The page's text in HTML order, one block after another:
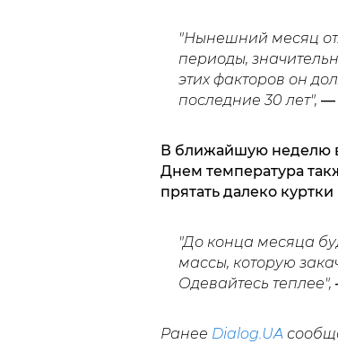
"Нынешний месяц
периоды,
этих факторов он
последние 30 лет", —
В ближайшую неделю в
Днем температура
прятать далеко
"До конца месяца
массы, которую
Одевайтесь теплее",
Ранее Dialog.UA